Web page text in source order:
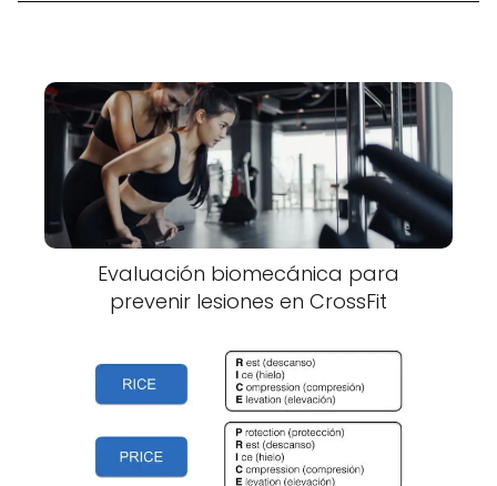
Evaluación biomecánica para
prevenir lesiones en CrossFit